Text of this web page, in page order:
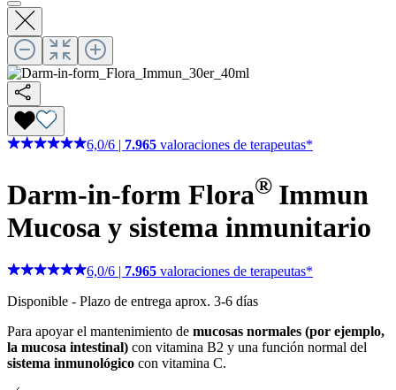
6,0/6 7.965 valoraciones de terapeutas*
Darm-in-form Flora® Immun
Mucosa y sistema inmunitario
6,0/6 | 7.965 valoraciones de terapeutas*
Disponible - Plazo de entrega aprox. 3-6 días
Para apoyar el mantenimiento de mucosas normales (por ejemplo,
la mucosa intestinal) con vitamina B2 y una función normal del
sistema inmunológico con vitamina C.